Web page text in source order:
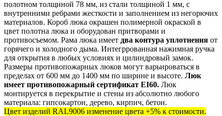
полотном толщиной 78 мм, из стали толщиной 1 мм, с
внутренними ребрами жесткости и заполнением из негорючих
материалов. Короб люка окрашен полимерной окраской в
цвет полотна люка и оборудован притворами и
противосъемом. Рама люка имеет два контура уплотнения от
горячего и холодного дыма. Интегррованная нажимная ручка
для открытия в любых условиях и цилиндровый замок.
Размеры противопожарных люков могут варьироваться в
пределах от 600 мм до 1400 мм по ширине и высоте. Люк
имеет противопожарный сертификат EI60. Люк
монтируется в перекрытие и стены из абсолютно любого
материала: гипсокартон, дерево, кирпич, бетон.
Цвет изделий RAL9006 изменение цвета +5% к стоимости.